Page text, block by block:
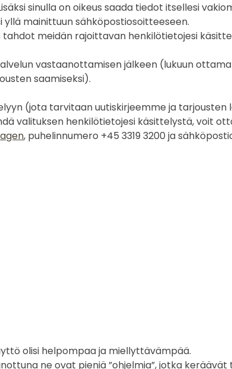
sinulla on oikeus saada tiedot itsellesi
mainittuun sähköpostiosoitteeseen.
meidän rajoittavan henkilötietojesi
vastaanottamisen jälkeen (lukuun
saamiseksi).
(jota tarvitaan uutiskirjeemme ja
valituksen henkilötietojesi käsittelystä, voit
, puhelinnumero +45 3319 3200 ja
olisi helpompaa ja miellyttävämpää.
ne ovat pieniä ”ohjelmia”, jotka keräävät